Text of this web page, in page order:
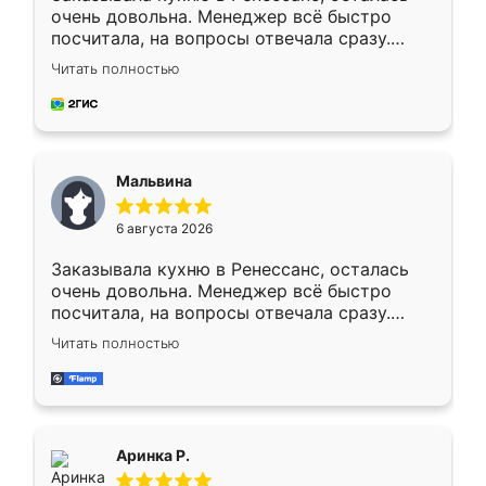
очень довольна. Менеджер всё быстро
посчитала, на вопросы отвечала сразу.
Замерщик приехал в субботу, подошёл к
делу со всей ответственностью. Собрали
за день, ребята работали аккуратно, даже
Читать полностью
Мальвина
6 августа 2026
Заказывала кухню в Ренессанс, осталась
очень довольна. Менеджер всё быстро
посчитала, на вопросы отвечала сразу.
Замерщик приехал в субботу, подошёл к
делу со всей ответственностью. Собрали
за день, ребята работали аккуратно, даже
Читать полностью
Аринка Р.